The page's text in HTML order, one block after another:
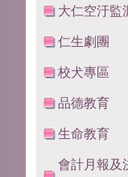
大仁空汙監
仁生劇團
校犬專區
品德教育
生命教育
會計月報及